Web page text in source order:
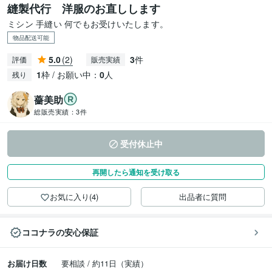
縫製代行 洋服のお直しします
ミシン 手縫い 何でもお受けいたします。
物品配送可能
評価 5.0(2) 販売実績 3件
残り 1枠 / お願い中： 0人
薔美助
総販売実績： 3件
受付休止中
再開したら通知を受け取る
お気に入り(4) 出品者に質問
ココナラの安心保証
お届け日数
要相談 / 約11日（実績）